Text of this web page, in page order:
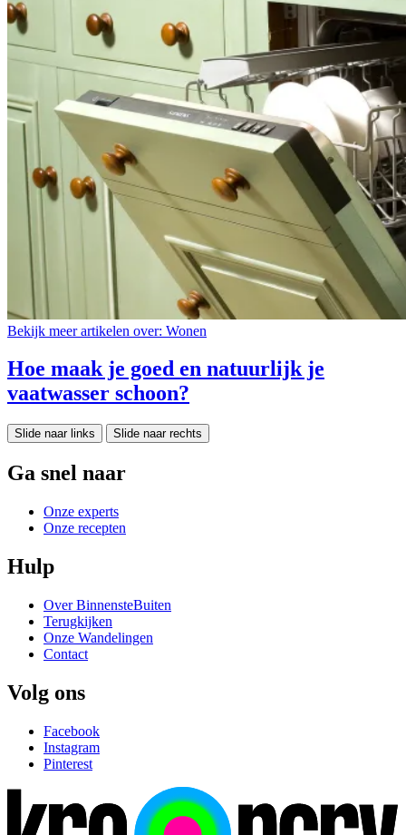
Bekijk meer artikelen over: Wonen
Hoe maak je goed en natuurlijk je
vaatwasser schoon?
Slide naar links Slide naar rechts
Ga snel naar
Onze experts
Onze recepten
Hulp
Over BinnensteBuiten
Terugkijken
Onze Wandelingen
Contact
Volg ons
Facebook
Instagram
Pinterest